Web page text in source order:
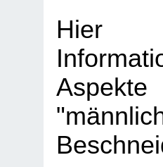
Hier